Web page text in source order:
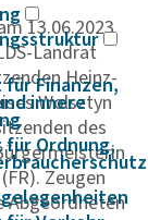
Finanzen,
innere
Ordnung,
13.06.2023
Landrat
Heinz-
Wolsztyn
des
Zeugen
Abgeordneten